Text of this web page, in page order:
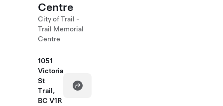
Centre
City of Trail -
Trail Memorial
Centre
1051
Victoria
St
Trail,
BC V1R